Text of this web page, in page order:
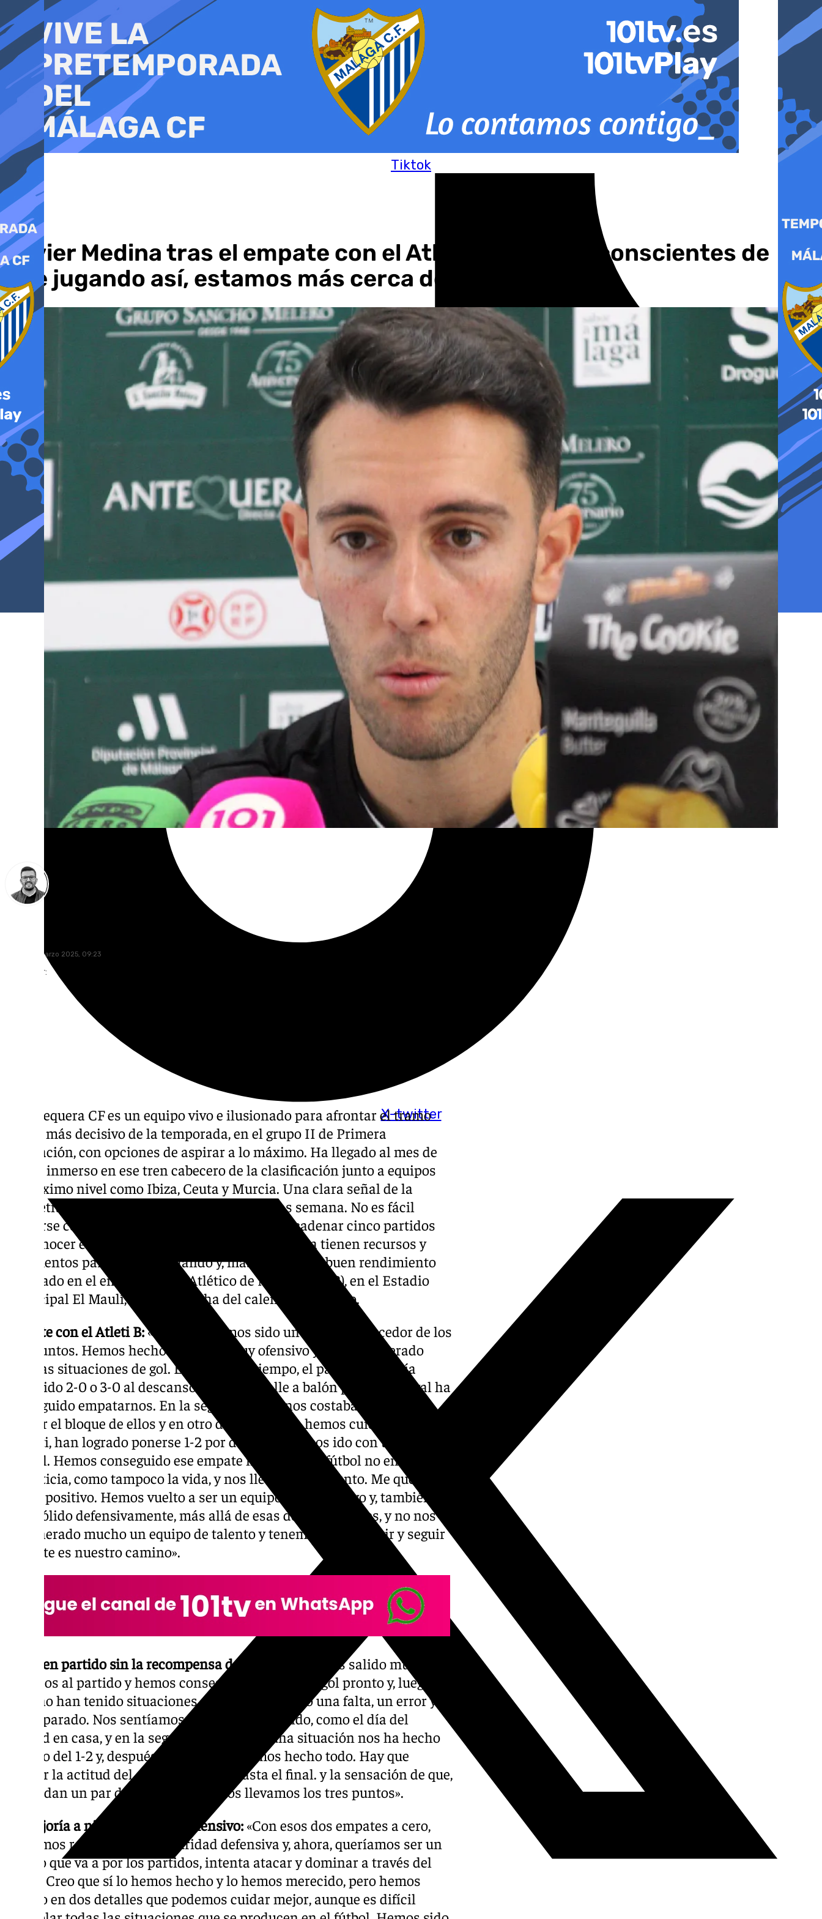
al
contenido
Tiktok
X-twitter
Javier Medina tras el empate con el Atleti B: «Somos conscientes de
que jugando así, estamos más cerca de ganar
martes, 4 marzo 2025, 09:23
Compartir:
El Antequera CF es un equipo vivo e ilusionado para afrontar el tramo
final y más decisivo de la temporada, en el grupo II de Primera
Federación, con opciones de aspirar a lo máximo. Ha llegado al mes de
marzo inmerso en ese tren cabecero de la clasificación junto a equipos
de máximo nivel como Ibiza, Ceuta y Murcia. Una clara señal de la
competitividad y el nivel exhibido semana tras semana. No es fácil
codearse con ese tipo de rivales y, a pesar de encadenar cinco partidos
sin conocer el triunfo, los pupilos de Javier Medina tienen recursos y
argumentos para seguir luchando y, más aún, con el buen rendimiento
mostrado en el empate con el Atlético de Madrid B (2-2), en el Estadio
Municipal El Maulí, en la 26ª fecha del calendario liguero.
Empate con el Atleti B:«Creo que hemos sido un equipo merecedor de los
tres puntos. Hemos hecho un fútbol muy ofensivo y hemos generado
muchas situaciones de gol. En el primer tiempo, el partido se podía
haber ido 2-0 o 3-0 al descanso y en un detalle a balón parado, el rival ha
conseguido empatarnos. En la segunda parte nos costaba, un poco, de
hundir el bloque de ellos y en otro detalle que no hemos cuidado, el del
penalti, han logrado ponerse 1-2 por delante y hemos ido con todo hasta
el final. Hemos conseguido ese empate merecido. El fútbol no entiende
de justicia, como tampoco la vida, y nos llevamos un punto. Me quedo
con lo positivo. Hemos vuelto a ser un equipo muy ofensivo y, también,
muy sólido defensivamente, más allá de esas dos situaciones, y no nos
ha generado mucho un equipo de talento y tenemos que insistir y seguir
que este es nuestro camino».
Un buen partido sin la recompensa del triunfo:
«Hemos salido muy
intensos al partido y hemos conseguido ese primer gol pronto y, luego,
ellos no han tenido situaciones de gol claras salvo una falta, un error y el
balón parado. Nos sentíamos fuertes defendiendo, como el día del
Madrid en casa, y en la segunda parte solo una situación nos ha hecho
el daño del 1-2 y, después de ese tanto, hemos hecho todo. Hay que
valorar la actitud del equipo, la épica hasta el final. y la sensación de que,
si nos dan un par de minutos más, nos llevamos los tres puntos».
La mejoría a nivel defensivo y ofensivo: «Con esos dos empates a cero,
habíamos recuperado la seguridad defensiva y, ahora, queríamos ser un
equipo que va a por los partidos, intenta atacar y dominar a través del
balón. Creo que sí lo hemos hecho y lo hemos merecido, pero hemos
fallado en dos detalles que podemos cuidar mejor, aunque es difícil